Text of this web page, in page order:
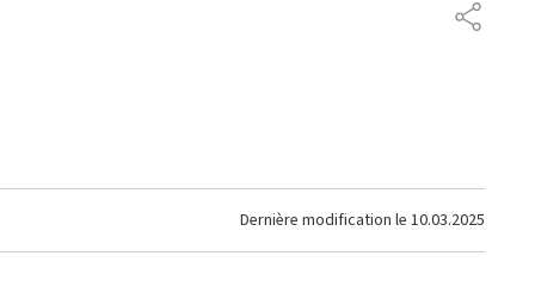
Dernière modification le 10.03.2025